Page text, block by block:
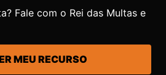
Fale com o Rei das Multas e
MEU RECURSO